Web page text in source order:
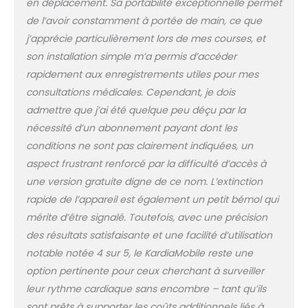
smartphone. Permet
d’obtenir un tracé ECG
professionnel, clair et
aussi bien aux
professionnels de
santé qu’aux patients.
📄 PDF exportable et
paramètres calculés
automatiquement –
Permet de visualiser le
tracé ECG directement
depuis l’application et
PDF. L’application
calcule
automatiquement les
intervalles PR, RR et QRS,
utiles pour l’évaluation
par un médecin ou
pour un usage
en déplacement. Sa portabilité exceptionnelle permet
de l’avoir constamment à portée de main, ce que
j’apprécie particulièrement lors de mes courses, et
son installation simple m’a permis d’accéder
rapidement aux enregistrements utiles pour mes
consultations médicales. Cependant, je dois
admettre que j’ai été quelque peu déçu par la
nécessité d’un abonnement payant dont les
conditions ne sont pas clairement indiquées, un
aspect frustrant renforcé par la difficulté d’accès à
une version gratuite digne de ce nom. L’extinction
rapide de l’appareil est également un petit bémol qui
mérite d’être signalé. Toutefois, avec une précision
des résultats satisfaisante et une facilité d’utilisation
notable notée 4 sur 5, le KardiaMobile reste une
option pertinente pour ceux cherchant à surveiller
leur rythme cardiaque sans encombre – tant qu’ils